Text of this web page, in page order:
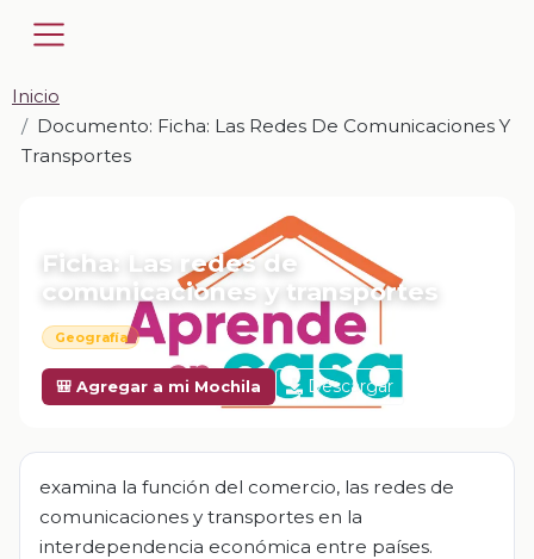
Inicio
Documento: Ficha: Las Redes De Comunicaciones Y
Transportes
Ficha: Las redes de
comunicaciones y transportes
Geografía
🎒 Agregar a mi Mochila Descargar
examina la función del comercio, las redes de
comunicaciones y transportes en la
interdependencia económica entre países.